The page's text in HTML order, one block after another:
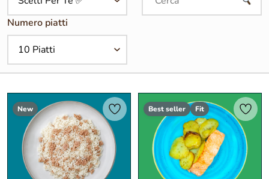
Numero piatti
New Best seller Fit